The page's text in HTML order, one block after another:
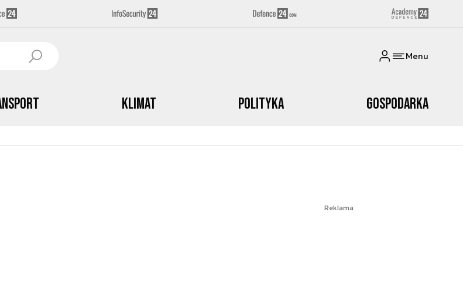
Menu
Klimat Polityka Gospodarka
Reklama